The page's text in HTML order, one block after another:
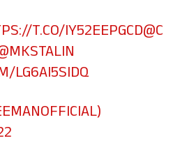
T.CO/IY52EEPGCD@C
LG6AI5SIDQ